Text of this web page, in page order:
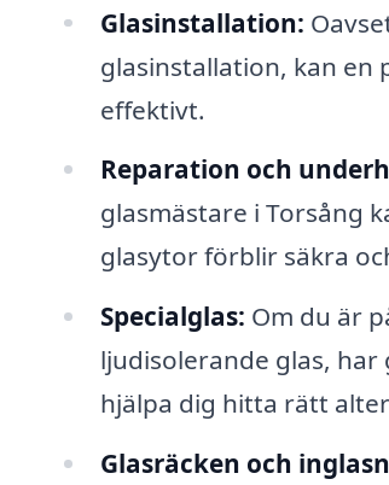
Glasinstallation:
glasinstallation, kan en
effektivt.
Reparation och
glasmästare i Torsång
glasytor förblir säkra
Specialglas: Om du är
ljudisolerande glas,
hjälpa dig hitta rätt
Glasräcken och